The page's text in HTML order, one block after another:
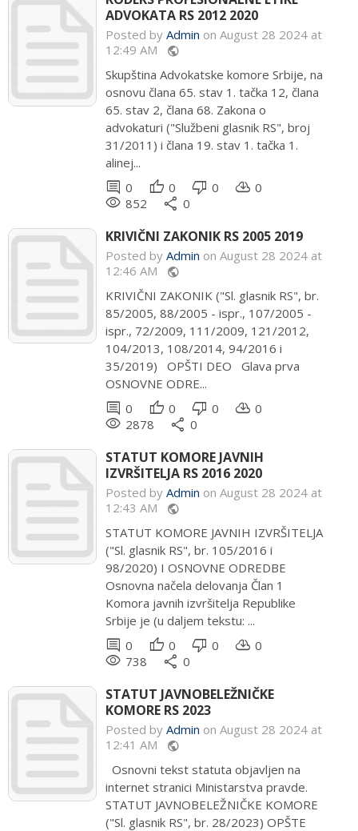
ADVOKATA RS 2012 2020
Posted by Admin on August 28 2024 at
12:49 AM public
Skupština Advokatske komore Srbije, na
osnovu člana 65. stav 1. tačka 12, člana
65. stav 2, člana 68. Zakona o
advokaturi ("Službeni glasnik RS", broj
31/2011) i člana 19. stav 1. tačka 1.
alinej...
comment 0 thumb_up 0 thumb_down 0 cloud_download 0
remove_red_eye 852 share 0
KRIVIČNI ZAKONIK RS 2005 2019
Posted by Admin on August 28 2024 at
12:46 AM public
KRIVIČNI ZAKONIK ("Sl. glasnik RS", br.
85/2005, 88/2005 - ispr., 107/2005 -
ispr., 72/2009, 111/2009, 121/2012,
104/2013, 108/2014, 94/2016 i
35/2019) OPŠTI DEO Glava prva
OSNOVNE ODRE...
comment 0 thumb_up 0 thumb_down 0 cloud_download 0
remove_red_eye 2878 share 0
STATUT KOMORE JAVNIH
IZVRŠITELJA RS 2016 2020
Posted by Admin on August 28 2024 at
12:43 AM public
STATUT KOMORE JAVNIH IZVRŠITELJA
("Sl. glasnik RS", br. 105/2016 i
98/2020) I OSNOVNE ODREDBE
Osnovna načela delovanja Član 1
Komora javnih izvršitelja Republike
Srbije je (u daljem tekstu: ...
comment 0 thumb_up 0 thumb_down 0 cloud_download 0
remove_red_eye 738 share 0
STATUT JAVNOBELEŽNIČKE
KOMORE RS 2023
Posted by Admin on August 28 2024 at
12:41 AM public
Osnovni tekst statuta objavljen na
internet stranici Ministarstva pravde.
STATUT JAVNOBELEŽNIČKE KOMORE
("Sl. glasnik RS", br. 28/2023) OPŠTE